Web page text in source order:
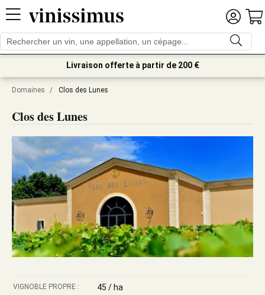
Livraison offerte à partir de 200 €
Domaines / Clos des Lunes
Clos des Lunes
VIGNOBLE PROPRE : 45 / ha